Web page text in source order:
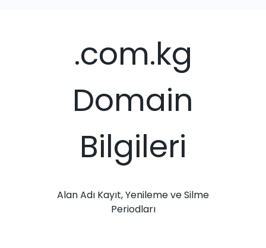
.com.kg
Domain
Bilgileri
Alan Adı Kayıt, Yenileme ve Silme
Periodları